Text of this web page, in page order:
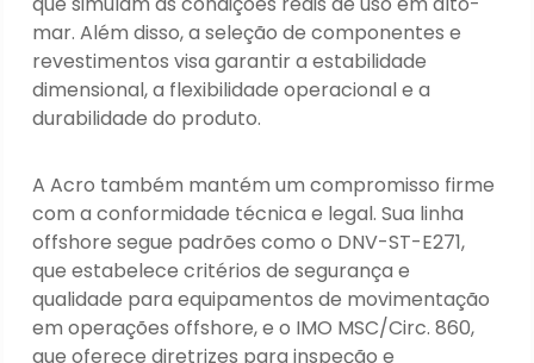
mar. Além disso, a seleção de componentes e
revestimentos visa garantir a estabilidade
dimensional, a flexibilidade operacional e a
durabilidade do produto.
A Acro também mantém um compromisso firme
com a conformidade técnica e legal. Sua linha
offshore segue padrões como o DNV-ST-E271,
que estabelece critérios de segurança e
qualidade para equipamentos de movimentação
em operações offshore, e o IMO MSC/Circ. 860,
que oferece diretrizes para inspeção e